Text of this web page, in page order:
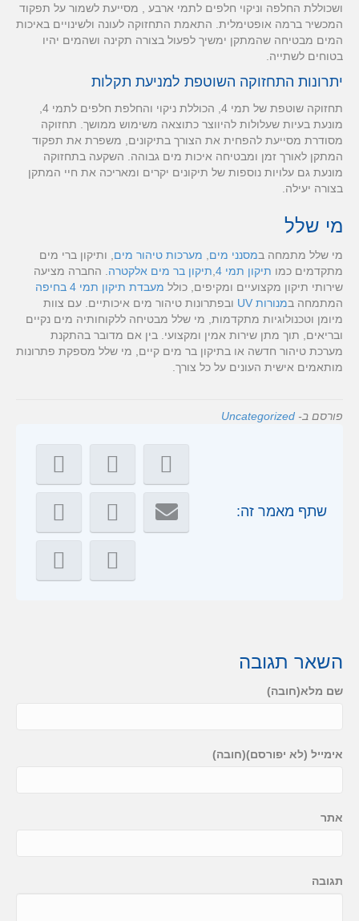
ושכוללת החלפה וניקוי חלפים לתמי ארבע , מסייעת לשמור על תפקוד
המכשיר ברמה אופטימלית. התאמת התחזוקה לעונה ולשינויים באיכות
המים מבטיחה שהמתקן ימשיך לפעול בצורה תקינה ושהמים יהיו
בטוחים לשתייה.
יתרונות התחזוקה השוטפת למניעת תקלות
מונעת בעיות שעלולות להיווצר כתוצאה משימוש ממושך. תחזוקה
מסודרת מסייעת להפחית את הצורך בתיקונים, משפרת את תפקוד
המתקן לאורך זמן ומבטיחה איכות מים גבוהה. השקעה בתחזוקה
מונעת גם עלויות נוספות של תיקונים יקרים ומאריכה את חיי המתקן
בצורה יעילה.
מי שלל
מי שלל מתמחה במסנני מים מערכות טיהור מים , ותיקון ברי מים
מתקדמים כמו תיקון תמי 4 תיקון בר מים אלקטרה . החברה מציעה
שירותי תיקון מקצועיים ומקיפים, כולל מעבדת תיקון תמי 4 בחיפה
המתמחה במנורות UV
ובפתרונות טיהור מים איכותיים. עם צוות
מיומן וטכנולוגיות מתקדמות, מי שלל מבטיחה ללקוחותיה מים נקיים
ובריאים, תוך מתן שירות אמין ומקצועי. בין אם מדובר בהתקנת
מערכת טיהור חדשה או בתיקון בר מים קיים, מי שלל מספקת פתרונות
מותאמים אישית העונים על כל צורך.
פורסם ב- Uncategorized
שתף מאמר זה:
השאר תגובה
שם מלא(חובה)
אימייל (לא יפורסם)(חובה)
אתר
תגובה